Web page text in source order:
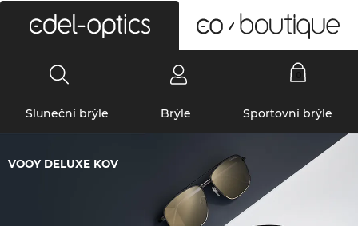
Sluneční brýle Brýle Sportovní brýle
VOOY DELUXE KOV